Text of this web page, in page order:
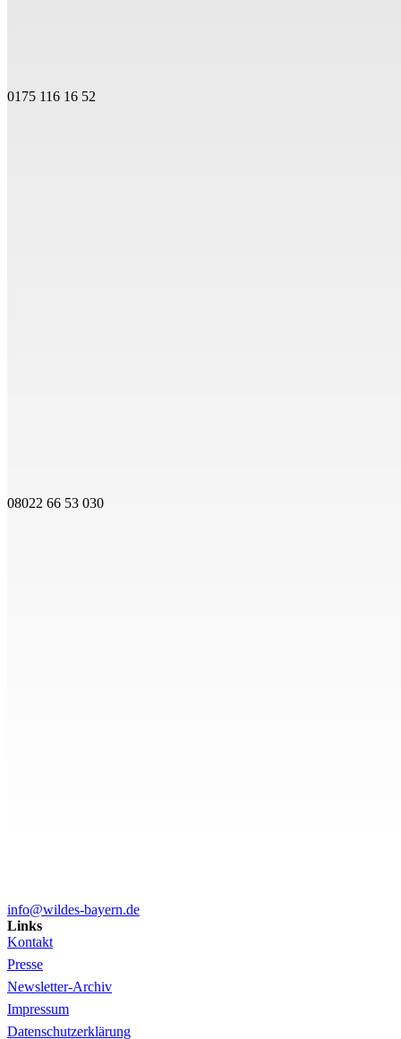
0175 116 16 52
08022 66 53 030
info@wildes-bayern.de
Links
Kontakt
Presse
Newsletter-Archiv
Impressum
Datenschutzerklärung